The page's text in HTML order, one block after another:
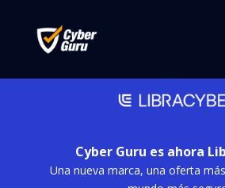
Cyber Guru es ahora
Una nueva marca, una oferta